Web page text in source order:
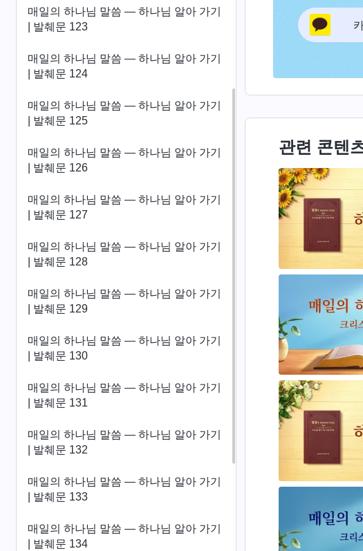
매일의 하나님 말씀 ― 하나님 알아 가기
| 발췌문 123
매일의 하나님 말씀 ― 하나님 알아 가기
| 발췌문 124
매일의 하나님 말씀 ― 하나님 알아 가기
| 발췌문 125
매일의 하나님 말씀 ― 하나님 알아 가기
| 발췌문 126
매일의 하나님 말씀 ― 하나님 알아 가기
| 발췌문 127
매일의 하나님 말씀 ― 하나님 알아 가기
| 발췌문 128
매일의 하나님 말씀 ― 하나님 알아 가기
| 발췌문 129
매일의 하나님 말씀 ― 하나님 알아 가기
| 발췌문 130
매일의 하나님 말씀 ― 하나님 알아 가기
| 발췌문 131
매일의 하나님 말씀 ― 하나님 알아 가기
| 발췌문 132
매일의 하나님 말씀 ― 하나님 알아 가기
| 발췌문 133
매일의 하나님 말씀 ― 하나님 알아 가기
| 발췌문 134
관련 콘텐